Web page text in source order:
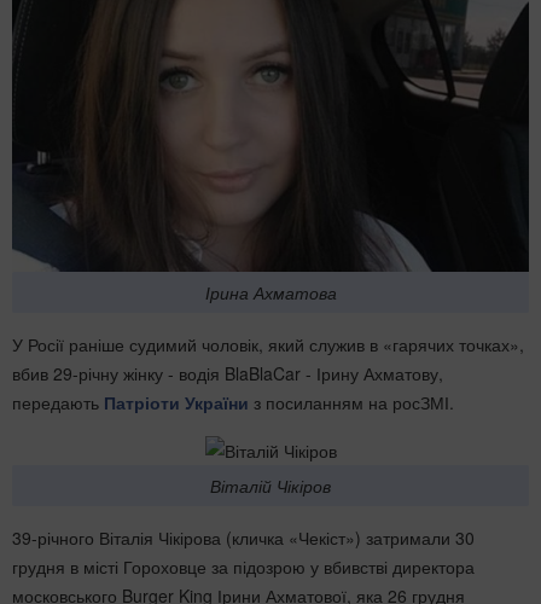
Ірина Ахматова
У Росії раніше судимий чоловік, який служив в «гарячих точках»,
вбив 29-річну жінку - водія BlaBlaCar - Ірину Ахматову,
передають Патріоти України з посиланням на росЗМІ.
Віталій Чікіров
39-річного Віталія Чікірова (кличка «Чекіст») затримали 30
грудня в місті Гороховце за підозрою у вбивстві директора
московського Burger King Ірини Ахматової, яка 26 грудня